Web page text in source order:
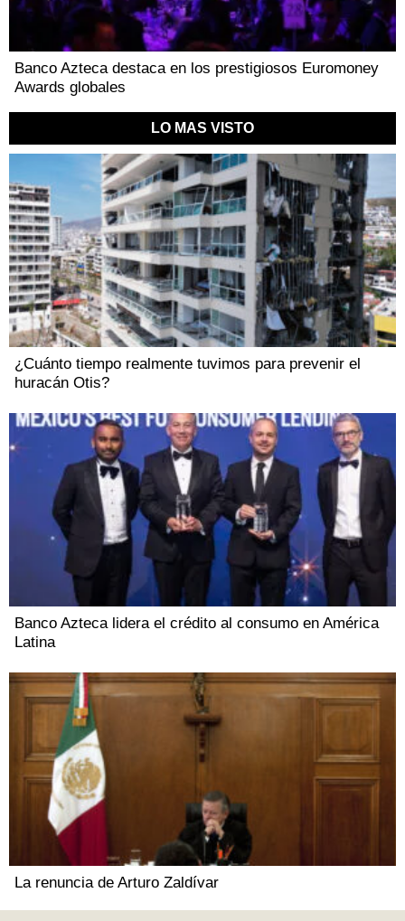
Banco Azteca destaca en los prestigiosos Euromoney
Awards globales
LO MAS VISTO
¿Cuánto tiempo realmente tuvimos para prevenir el
huracán Otis?
Banco Azteca lidera el crédito al consumo en América
Latina
La renuncia de Arturo Zaldívar